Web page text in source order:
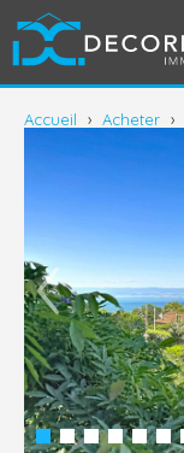
Accueil › Acheter ›